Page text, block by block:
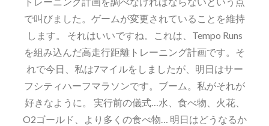
で叫びました。ゲームが変更されていることを維持
します。 それはいいですね。これは、Tempo Runs
を組み込んだ高走行距離トレーニング計画です。そ
れで今日、私は7マイルをしましたが、明日はサー
フシティハーフマラソンです。ブーム。私がそれが
好きなように。 実行前の儀式…水、食べ物、火花、
O2ゴールド、より多くの食べ物… 明日はどうなるか